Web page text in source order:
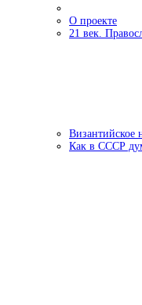
О проекте
21 век.
Византийское
Как в СССР